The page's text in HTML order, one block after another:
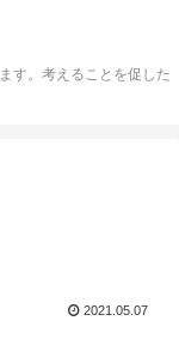
す。考えることを促した
2021.05.07